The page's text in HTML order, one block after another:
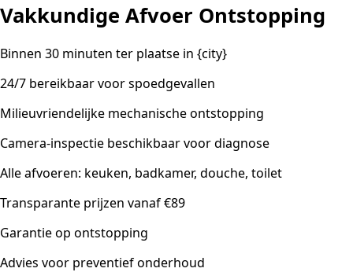
Vakkundige Afvoer Ontstopping
Binnen 30 minuten ter plaatse in {city}
24/7 bereikbaar voor spoedgevallen
Milieuvriendelijke mechanische ontstopping
Camera-inspectie beschikbaar voor diagnose
Alle afvoeren: keuken, badkamer, douche, toilet
Transparante prijzen vanaf €89
Garantie op ontstopping
Advies voor preventief onderhoud